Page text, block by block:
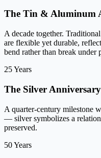
The Tin & Aluminum
A decade together.
are flexible yet durable,
bend rather than break under
25 Years
The Silver Anniversary
A quarter-century milestone
— silver symbolizes a
preserved.
50 Years